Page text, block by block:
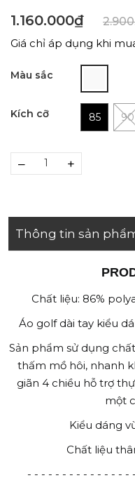
1.160.000₫
Giá chỉ áp dụng khi
Màu sắc
Kích cỡ 85 90
– +
Thông tin sản
Chất liệu: 86%
Áo golf dài tay kiểu
Sản phẩm sử dụng
thấm mồ hôi, nhanh
giãn 4 chiều hỗ trợ
một
Kiểu dáng
Chất liệu
- - - - - - - - - - - - - - -